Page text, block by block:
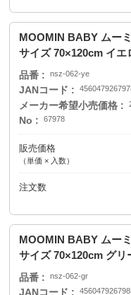
MOOMIN BABY ムー
サイズ 70×120cm イエ
品番 nsz-062-ye
JANコード
メーカー希望小売価格
No 67978
販売価格
（単価 × 入数）
注文数
MOOMIN BABY ムー
サイズ 70×120cm グリ
品番 nsz-062-gr
JANコード